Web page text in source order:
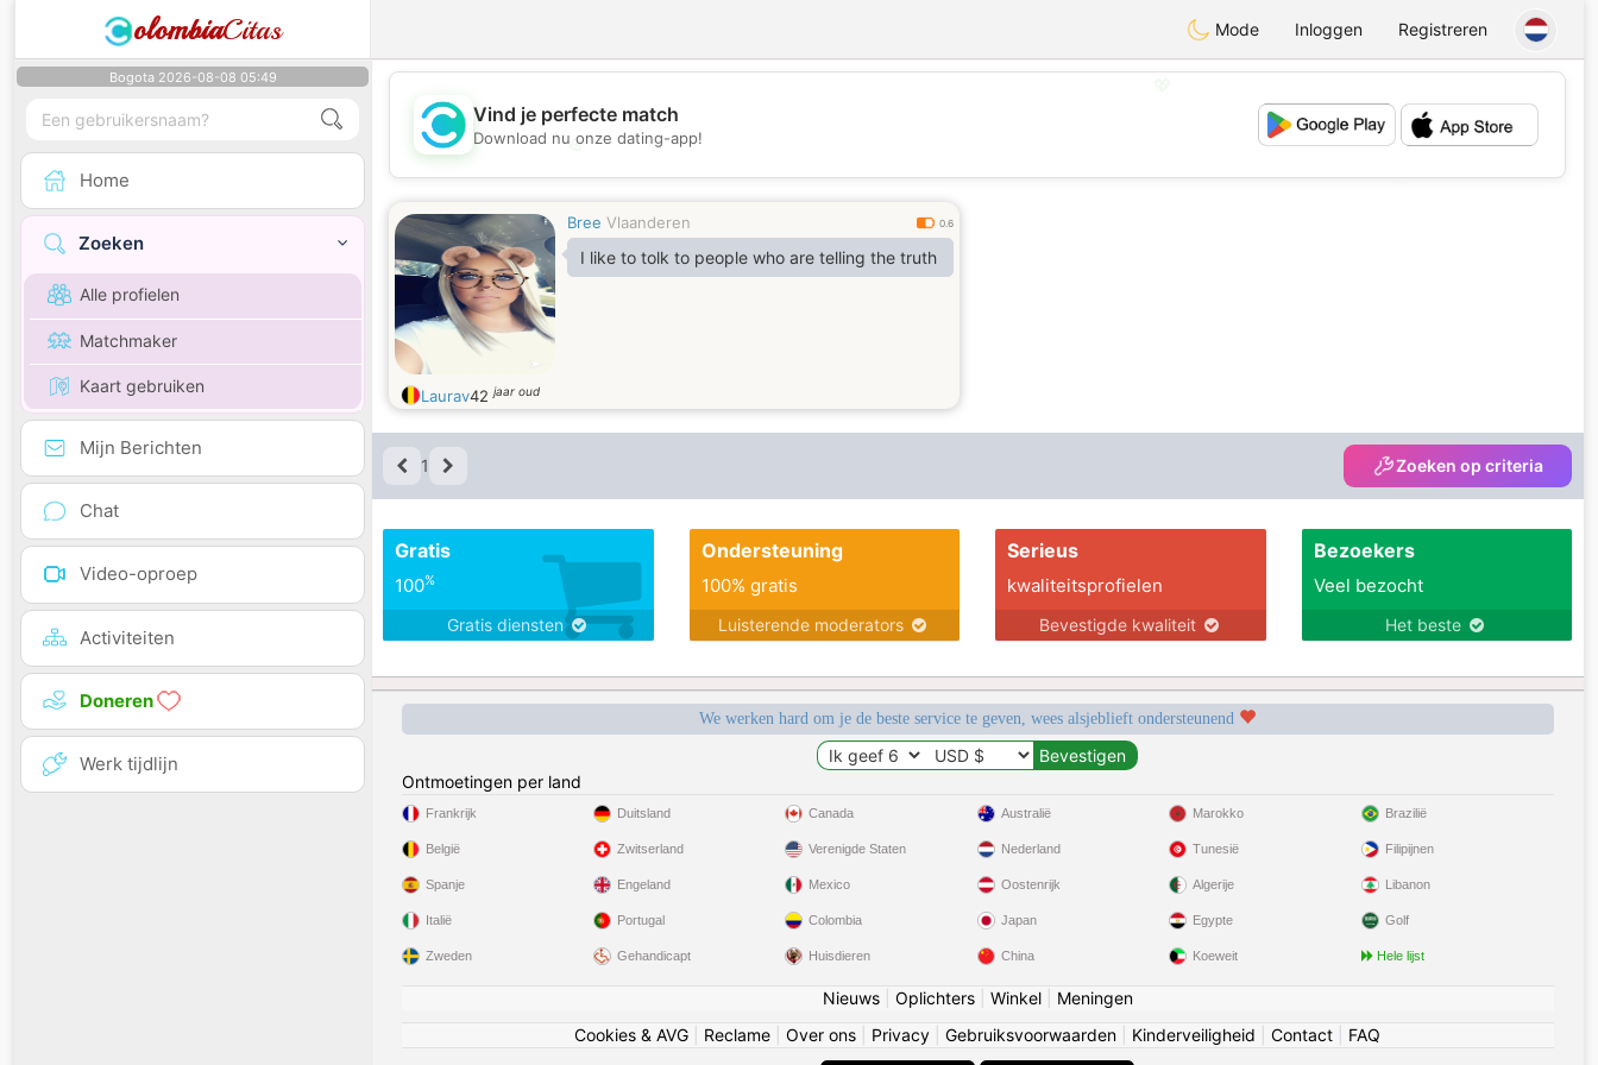
olombiaCitas Mode Inloggen Registreren
Bogota 2026-08-08 05:49
Home
Zoeken
Alle profielen
Matchmaker
Kaart gebruiken
Mijn Berichten
Chat
Video-oproep
Activiteiten
Doneren
Werk tijdlijn
💖
💕
Vind je perfecte match
Download nu onze dating-app!
Bree Vlaanderen 0.6
I like to tolk to people who are telling the truth
Laurav42jaar oud
1 Zoeken op criteria
Gratis
100%
Gratis diensten
Ondersteuning
100% gratis
Luisterende moderators
Serieus
kwaliteitsprofielen
Bevestigde kwaliteit
Bezoekers
Veel bezocht
Het beste
We werken hard om je de beste service te geven, wees alsjeblieft ondersteunend
Ontmoetingen per land
Frankrijk
België
Spanje
Italië
Zweden
Duitsland
Zwitserland
Engeland
Portugal
Gehandicapt
Canada
Verenigde Staten
Mexico
Colombia
Huisdieren
Australië
Nederland
Oostenrijk
Japan
China
Marokko
Tunesië
Algerije
Egypte
Koeweit
Brazilië
Filipijnen
Libanon
Golf
Hele lijst
Nieuws| Oplichters| Winkel| Meningen
Cookies & AVG
Reclame Over ons Privacy Gebruiksvoorwaarden Kinderveiligheid Contact FAQ